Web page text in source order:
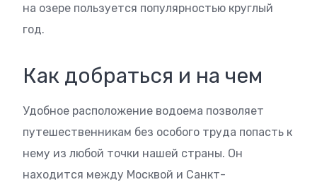
на озере пользуется популярностью круглый
год.
Как добраться и на чем
Удобное расположение водоема позволяет
путешественникам без особого труда попасть к
нему из любой точки нашей страны. Он
находится между Москвой и Санкт-